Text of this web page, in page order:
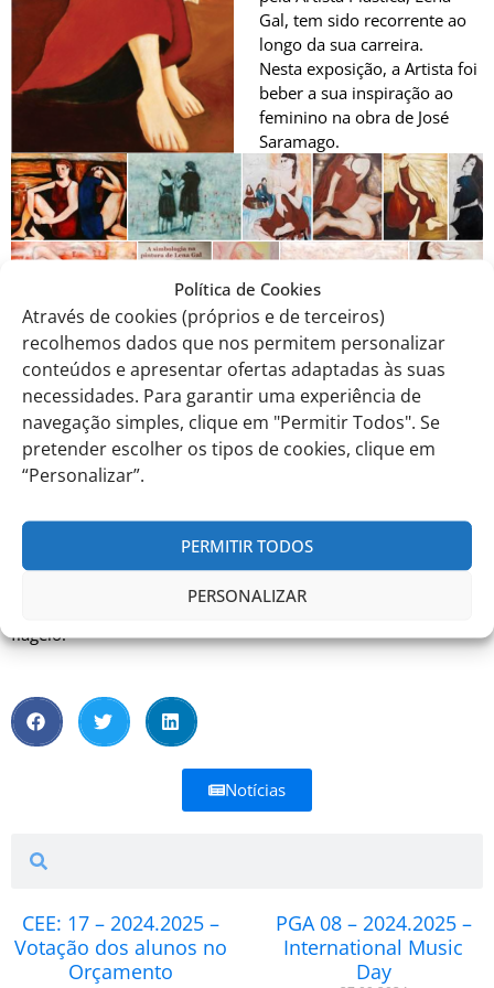
Política de Cookies
Através de cookies (próprios e de terceiros)
recolhemos dados que nos permitem personalizar
conteúdos e apresentar ofertas adaptadas às suas
necessidades. Para garantir uma experiência de
navegação simples, clique em "Permitir Todos". Se
pretender escolher os tipos de cookies, clique em
“Personalizar”.
PERMITIR TODOS
PERSONALIZAR
Gal, tem sido recorrente ao
longo da sua carreira.
Nesta exposição, a Artista foi
beber a sua inspiração ao
feminino na obra de José
Saramago.
E como surge a violência doméstica? Numa das suas
pesquisas sobre Saramago, a Artista encontrou um dado que
a perturbou e a lançou novamente sobre telas, entre cores e
O resultado deste percurso pode ser observado neste
conjunto de telas que conta uma história particular, mas que
flagelo.
Notícias
CEE: 17 – 2024.2025 –
Votação dos alunos no
Orçamento
PGA 08 – 2024.2025 –
International Music
Day